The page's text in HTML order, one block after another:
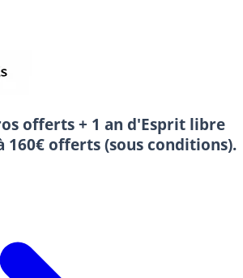
offerts + 1 an d'Esprit libre
160€ offerts (sous conditions).